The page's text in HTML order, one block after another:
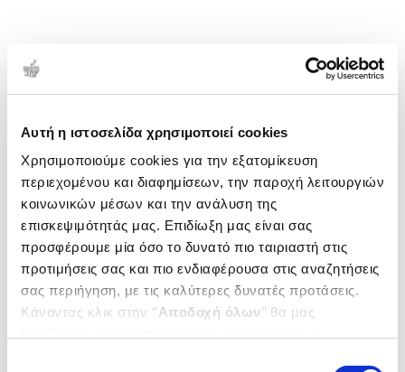
Αυτή η ιστοσελίδα χρησιμοποιεί cookies
Χρησιμοποιούμε cookies για την εξατομίκευση
περιεχομένου και διαφημίσεων, την παροχή λειτουργιών
κοινωνικών μέσων και την ανάλυση της
επισκεψιμότητάς μας. Επιδίωξη μας είναι σας
προσφέρουμε μία όσο το δυνατό πιο ταιριαστή στις
προτιμήσεις σας και πιο ενδιαφέρουσα στις αναζητήσεις
σας περιήγηση, με τις καλύτερες δυνατές προτάσεις.
Κάνοντας κλικ στην ‘’Αποδοχή όλων’’ θα μας